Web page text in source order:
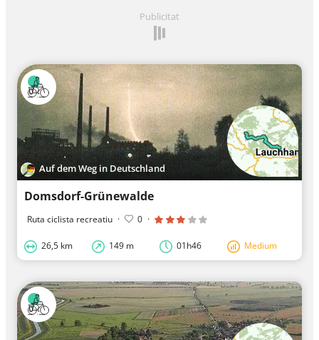
Publicitat
Auf dem Weg in Deutschland
Domsdorf-Grünewalde
Ruta ciclista recreatiu · 0 ·
26,5 km 149 m 01h46 Medium